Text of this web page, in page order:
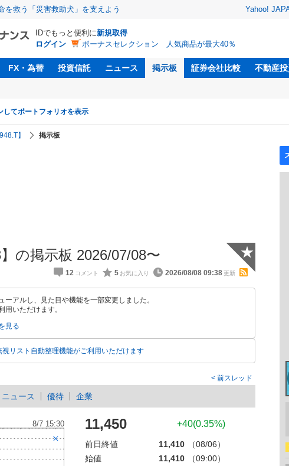
を救う「災害救助犬」を支えよう Yahoo!
IDでもっと便利に新規取得
ログイン
ボーナスセレクション 人気商品が最大40％
FX・為替 投資信託 ニュース 掲示板 証券会社比較 不動産
してポートフォリオを表示
】 掲示板
の掲示板 2026/07/08〜
12 5 2026/08/08 09:38
★
ーアルし、見た目や機能を一部変更しました。
用いただけます。
見る
リスト自動整理機能がご利用いただけます
前スレッド
ニュース 優待 企業
11,450 +40(0.35%)
前日終値 11,410
（08/06）
始値
11,410
（09:00）